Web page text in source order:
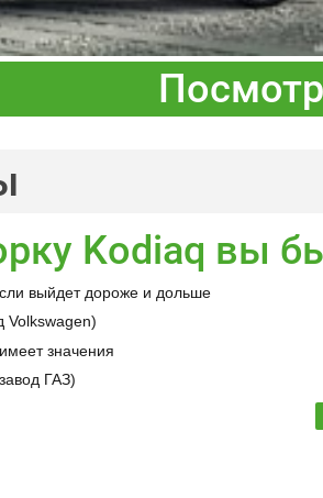
Kodiaq вы
выйдет дороже и дольше
Volkswagen)
значения
ГАЗ)